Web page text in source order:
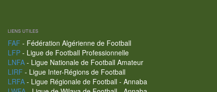
LIENS UTILES
FAF - Fédération Algérienne de Football
LFP- Ligue de Football Professionnelle
LNFA- Ligue Nationale de Football Amateur
LIRF - Ligue Inter-Régions de Football
LRFA- Ligue Régionale de Football - Annaba